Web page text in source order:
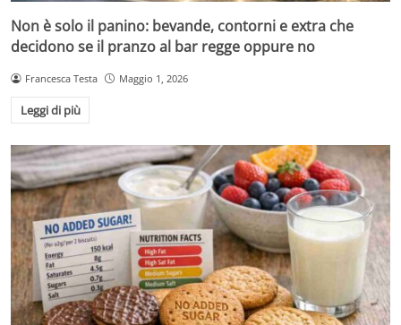
Non è solo il panino: bevande, contorni e extra che
decidono se il pranzo al bar regge oppure no
Francesca Testa Maggio 1, 2026
Leggi di più